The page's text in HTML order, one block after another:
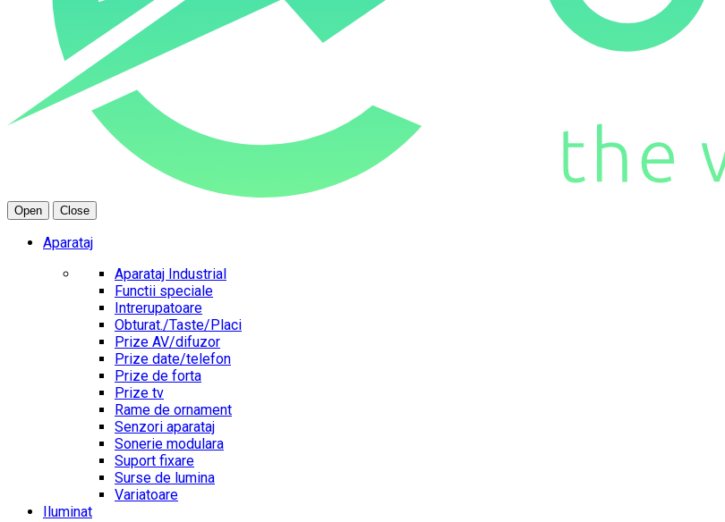
Open Close
Aparataj
Aparataj Industrial
Functii speciale
Intrerupatoare
Obturat./Taste/Placi
Prize AV/difuzor
Prize date/telefon
Prize de forta
Prize tv
Rame de ornament
Senzori aparataj
Sonerie modulara
Suport fixare
Surse de lumina
Variatoare
Iluminat